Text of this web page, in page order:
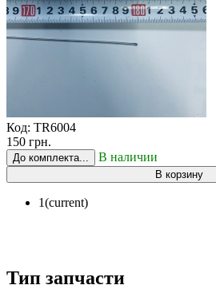
Код: TR6004
150 грн.
До комплекта... В наличии
В корзину
1(current)
Тип запчасти